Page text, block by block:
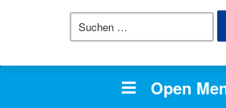
Suchen
Open